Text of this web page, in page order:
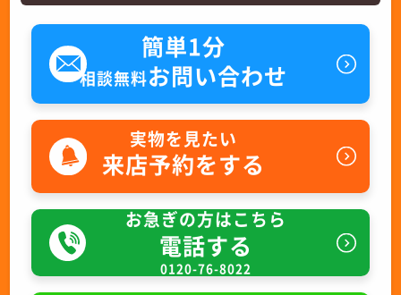
簡単1分
相談無料お問い合わせ
実物を見たい
来店予約をする
お急ぎの方はこちら
電話する
0120-76-8022